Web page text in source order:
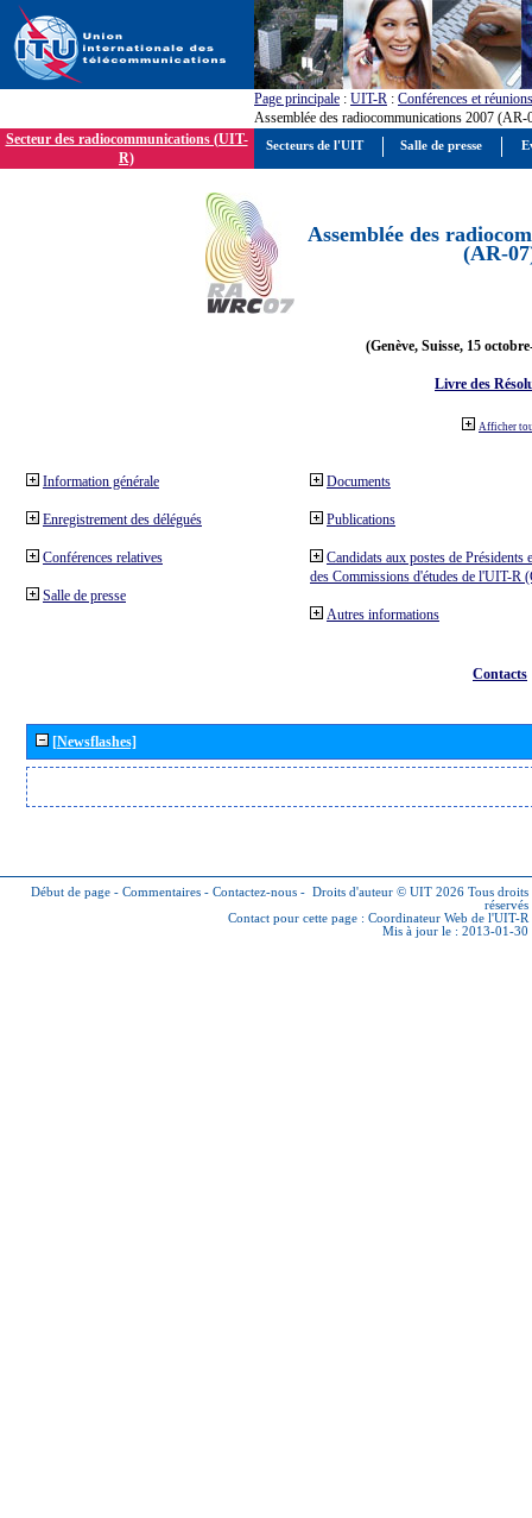
Page principale : UIT-R : Conférences et réunions
Assemblée des radiocommunications 2007 (AR-
Secteur des radiocommunications (UIT-
R)
Assemblée des
(AR-
(Genève, Suisse, 15
Livre des
Afficher
Information générale
Enregistrement des délégués
Conférences relatives
Salle de presse
Documents
Publications
Candidats aux postes de Présidents
des Commissions d'études de l'UIT-R
Autres informations
Contacts
[Newsflashes]
Début de page - Commentaires - Contactez-nous - Droits d'auteur © UIT 2026 Tous droits
réservés
Contact pour cette page : Coordinateur Web de l'UIT-R
Mis à jour le : 2013-01-30
Secteurs de l'UIT Salle de presse